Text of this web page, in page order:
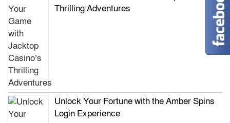
Thrilling Adventures
Unlock Your Fortune with the Amber Spins
Login Experience